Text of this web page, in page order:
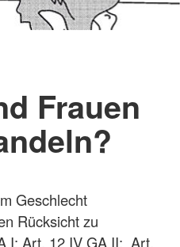
Frauen
Geschlecht
Rücksicht zu
I; Art. 12 IV GA II; Art.